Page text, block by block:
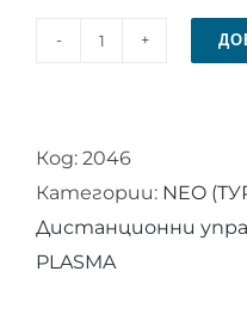
количество
управление
за
NEO
RC
Код: 2046
Категории: NEO
Дистанционни
PLASMA